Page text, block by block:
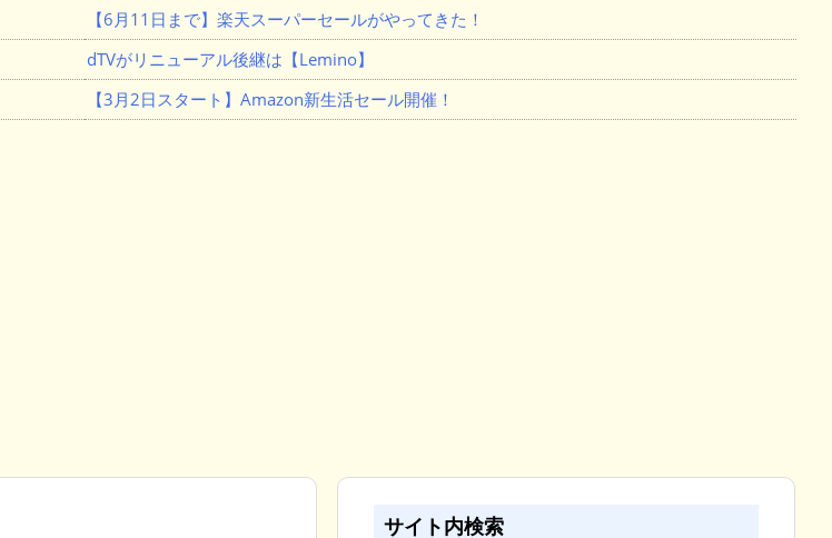
【6月11日まで】楽天スーパーセールがやってきた！
dTVがリニューアル後継は【Lemino】
【3月2日スタート】Amazon新生活セール開催！
サイト内検索